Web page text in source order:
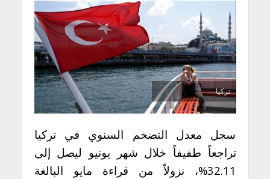
تركيا
سجل معدل التضخم السنوي في تركيا
تراجعاً طفيفاً خلال شهر يونيو ليصل إلى
32.11%، نزولاً من قراءة مايو البالغة